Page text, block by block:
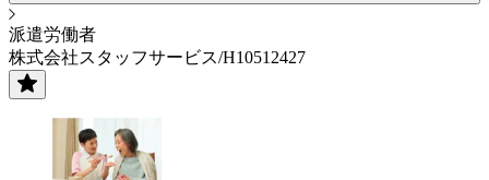
派遣労働者
株式会社スタッフサービス/H10512427